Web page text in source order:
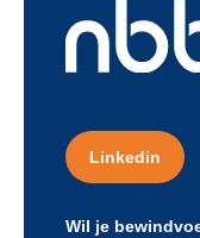
Linkedin
Wil je